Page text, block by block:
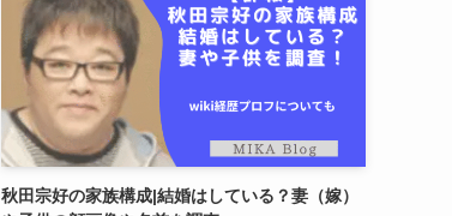
秋田宗好の家族構成|結婚はしている？妻（嫁）